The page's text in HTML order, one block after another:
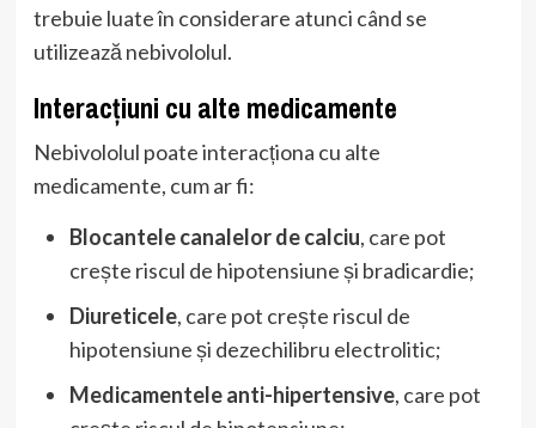
trebuie luate în considerare atunci când se
utilizează nebivololul.
Interacțiuni cu alte medicamente
Nebivololul poate interacționa cu alte
medicamente, cum ar fi:
Blocantele canalelor de calciu, care pot
crește riscul de hipotensiune și bradicardie;
Diureticele, care pot crește riscul de
hipotensiune și dezechilibru electrolitic;
Medicamentele anti-hipertensive, care pot